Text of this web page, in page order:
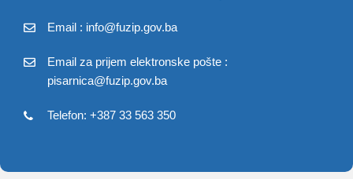
Email : info@fuzip.gov.ba
Email za prijem elektronske pošte :
pisarnica@fuzip.gov.ba
Telefon: +387 33 563 350